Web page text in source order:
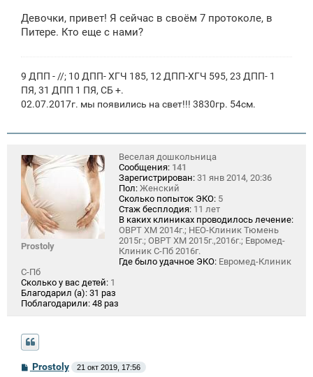
б
щ
Девочки, привет! Я сейчас в своём 7 протоколе, в
Питере. Кто еще с нами?
9 ДПП - //; 10 ДПП- ХГЧ 185, 12 ДПП-ХГЧ 595, 23 ДПП- 1
ПЯ, 31 ДПП 1 ПЯ, СБ +.
02.07.2017г. мы появились на свет!!! 3830гр. 54см.
Prostoly
Веселая дошкольница
Сообщения: 141
Зарегистрирован: 31 янв 2014, 20:36
Пол: Женский
Сколько попыток ЭКО: 5
Стаж бесплодия: 11 лет
В каких клиниках проводилось лечение:
ОВРТ ХМ 2014г.; НЕО-Клиник Тюмень
2015г.; ОВРТ ХМ 2015г.,2016г.; Евромед-
Клиник С-Пб 2016г.
Где было удачное ЭКО: Евромед-Клиник
С-Пб
Сколько у вас детей: 1
Благодарил (а): 31 раз
Поблагодарили: 48 раз
СProstoly 21 окт 2019, 17:56